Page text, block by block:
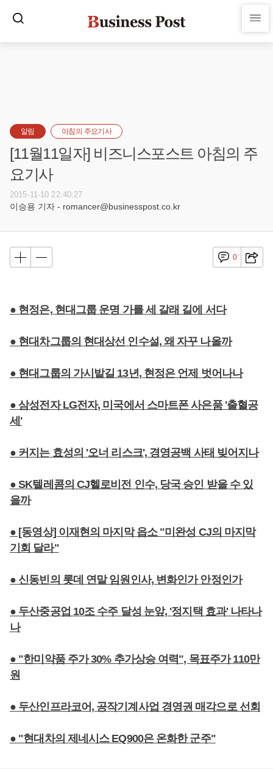
알림 아침의 주요기사
[11월11일자] 비즈니스포스트 아침의 주
요기사
2015-11-10 22:40:27
이승용 기자 - romancer@businesspost.co.kr
0
● 현정은, 현대그룹 운명 가를 세 갈래 길에 서다
● 현대차그룹의 현대상선 인수설, 왜 자꾸 나올까
● 현대그룹의 가시밭길 13년, 현정은 언제 벗어나나
● 삼성전자 LG전자, 미국에서 스마트폰 사은품 '출혈공
세'
● 커지는 효성의 '오너 리스크', 경영공백 사태 빚어지나
● SK텔레콤의 CJ헬로비전 인수, 당국 승인 받을 수 있
을까
● [동영상] 이재현의 마지막 읍소 "미완성 CJ의 마지막
기회 달라"
● 신동빈의 롯데 연말 임원인사, 변화인가 안정인가
● 두산중공업 10조 수주 달성 눈앞, '정지택 효과' 나타나
나
● "한미약품 주가 30% 추가상승 여력", 목표주가 110만
원
● 두산인프라코어, 공작기계사업 경영권 매각으로 선회
● "현대차의 제네시스 EQ900은 온화한 군주"